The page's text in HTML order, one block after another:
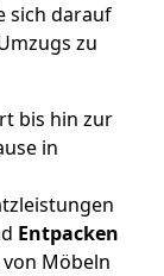
sich darauf
zu
bis hin zur
in
Entpacken
Möbeln